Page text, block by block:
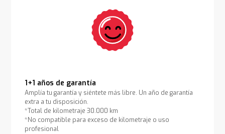
1+1 años de garantía
Amplía tu garantía y siéntete más libre. Un año de garantía
extra a tu disposición.
*Total de kilometraje 30.000 km
*No compatible para exceso de kilometraje o uso
profesional